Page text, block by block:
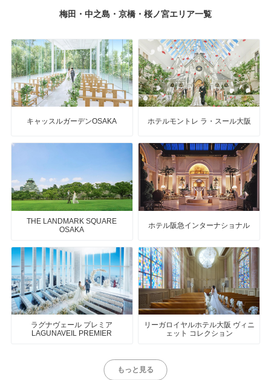
梅田・中之島・京橋・桜ノ宮エリア一覧
キャッスルガーデンOSAKA ホテルモントレ ラ・スール大阪
THE LANDMARK SQUARE
OSAKA
ホテル阪急インターナショナル
ラグナヴェール プレミア
LAGUNAVEIL PREMIER
リーガロイヤルホテル大阪 ヴィニ
ェット コレクション
もっと見る